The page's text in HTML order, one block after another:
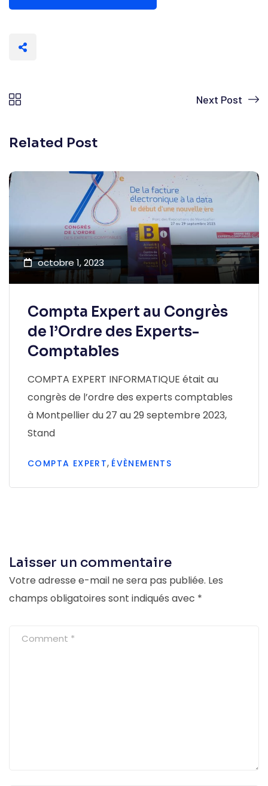
Next Post
Related Post
octobre 1, 2023
Compta Expert au Congrès
de l’Ordre des Experts-
Comptables
COMPTA EXPERT INFORMATIQUE était au
congrès de l’ordre des experts comptables
à Montpellier du 27 au 29 septembre 2023,
Stand
COMPTA EXPERT, ÉVÈNEMENTS
Laisser un commentaire
Votre adresse e-mail ne sera pas publiée. Les
champs obligatoires sont indiqués avec *